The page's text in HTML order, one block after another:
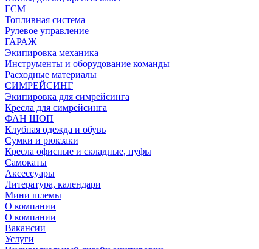
ГСМ
Топливная система
Рулевое управление
ГАРАЖ
Экипировка механика
Инструменты и оборудование команды
Расходные материалы
СИМРЕЙСИНГ
Экипировка для симрейсинга
Кресла для симрейсинга
ФАН ШОП
Клубная одежда и обувь
Сумки и рюкзаки
Кресла офисные и складные, пуфы
Самокаты
Аксессуары
Литература, календари
Мини шлемы
О компании
О компании
Вакансии
Услуги